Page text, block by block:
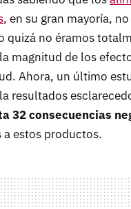
, en su gran mayoría,
quizá no éramos
magnitud de los
Ahora, un último
resultados
32 consecuencias
a estos productos.